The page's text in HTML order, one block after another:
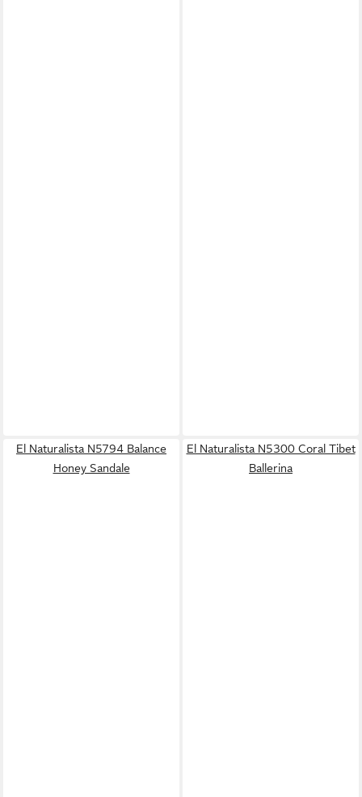
El Naturalista N5794 Balance
Honey Sandale
El Naturalista N5300 Coral Tibet
Ballerina